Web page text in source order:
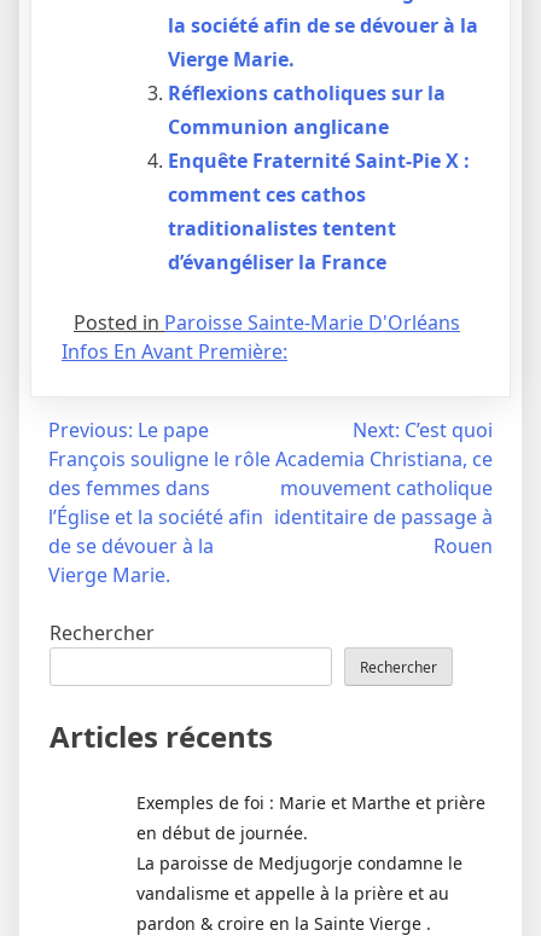
la société afin de se dévouer à la
Vierge Marie.
Réflexions catholiques sur la
Communion anglicane
Enquête Fraternité Saint-Pie X :
comment ces cathos
traditionalistes tentent
d’évangéliser la France
Posted in Paroisse Sainte-Marie D'Orléans
Infos En Avant Première:
Navigation
l’article
Previous: Le pape
François souligne le rôle
des femmes dans
l’Église et la société afin
de se dévouer à la
Vierge Marie.
Next: C’est quoi
Academia Christiana, ce
mouvement catholique
identitaire de passage à
Rouen
Rechercher
Rechercher
Articles récents
Exemples de foi : Marie et Marthe et prière
en début de journée.
La paroisse de Medjugorje condamne le
vandalisme et appelle à la prière et au
pardon & croire en la Sainte Vierge .